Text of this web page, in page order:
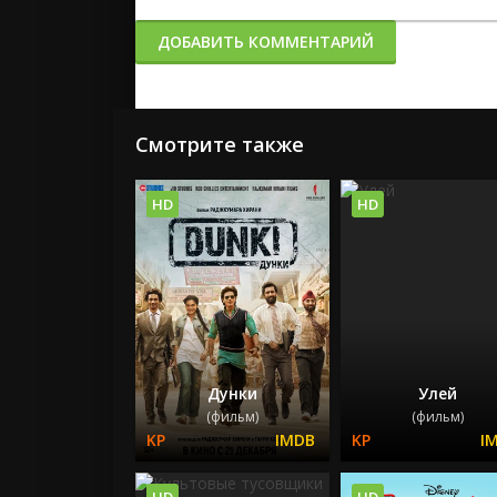
ДОБАВИТЬ КОММЕНТАРИЙ
Смотрите также
Дунки
(фильм)
HD
Улей
(фильм)
HD